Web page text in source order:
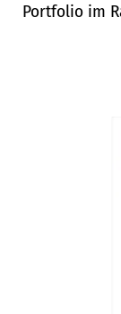
Portfolio im